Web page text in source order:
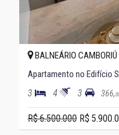
BALNEÁRIO CAMBORIÚ
Apartamento no Edifício
3 4 3 366,
R$ 6.500.000 R$